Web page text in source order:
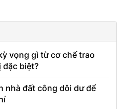
vọng gì từ cơ chế trao
đặc biệt?
nhà đất công dôi dư để